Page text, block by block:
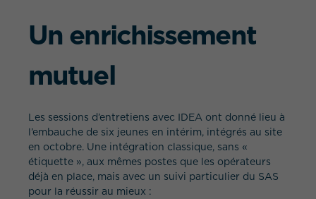
Un enrichissement
mutuel
Les sessions d’entretiens avec IDEA ont donné lieu à
l’embauche de six jeunes en intérim, intégrés au site
en octobre. Une intégration classique, sans «
étiquette », aux mêmes postes que les opérateurs
déjà en place, mais avec un suivi particulier du SAS
pour la réussir au mieux :